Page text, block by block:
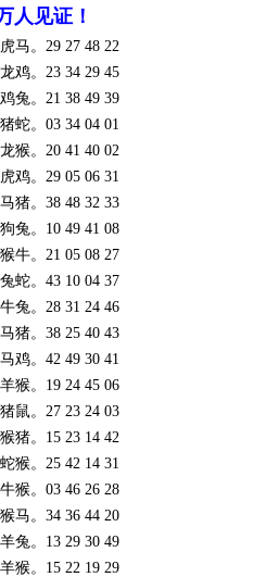
人见证！
马。29 27 48 22
鸡。23 34 29 45
兔。21 38 49 39
蛇。03 34 04 01
猴。20 41 40 02
鸡。29 05 06 31
猪。38 48 32 33
兔。10 49 41 08
牛。21 05 08 27
蛇。43 10 04 37
兔。28 31 24 46
猪。38 25 40 43
鸡。42 49 30 41
猴。19 24 45 06
鼠。27 23 24 03
猪。15 23 14 42
猴。25 42 14 31
猴。03 46 26 28
马。34 36 44 20
兔。13 29 30 49
猴。15 22 19 29